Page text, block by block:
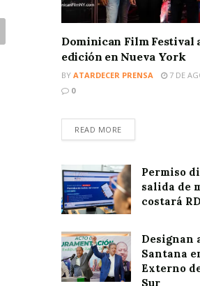
Dominican Film Festival
edición en Nueva York
BY ATARDECER PRENSA
7 DE
0
READ MORE
Permiso
salida de
costará
Designan
Santana
Externo
Sur